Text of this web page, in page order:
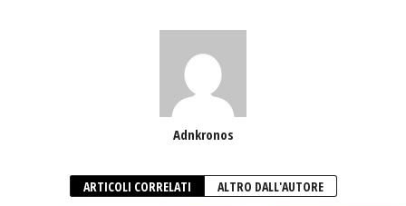
Adnkronos
ARTICOLI CORRELATI ALTRO DALL'AUTORE